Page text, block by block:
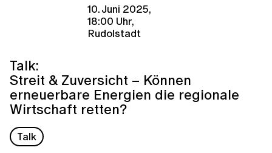
10. Juni 2025,
18:00 Uhr,
Rudolstadt
Talk:
Streit & Zuversicht – Können
erneuerbare Energien die regionale
Wirtschaft retten?
Talk